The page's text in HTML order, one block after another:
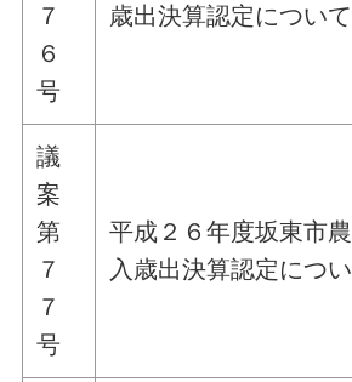
７
６
号
歳出決算認定について
議
案
第
７
７
号
平成２６年度坂東市
入歳出決算認定につ